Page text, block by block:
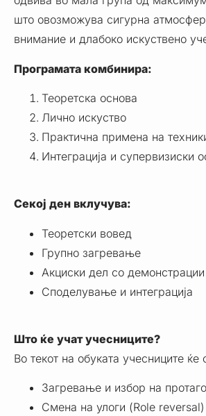
што овозможува сигурна
внимание и длабоко искуствено
Програмата комбинира:
Теоретска основа
Лично искуство
Практична примена на
Интеграција и супервизиски
Секој ден вклучува:
Теоретски вовед
Групно загревање
Акциски дел со
Споделување и интеграција
Што ќе учат учесниците?
Во текот на обуката учесниците ќе
Загревање и избор на
Смена на улоги (Role reversal)